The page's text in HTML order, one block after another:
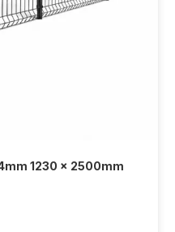
1230 x 2500mm